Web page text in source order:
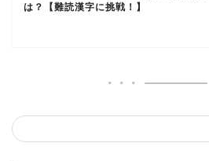
は？【難読漢字に挑戦！】